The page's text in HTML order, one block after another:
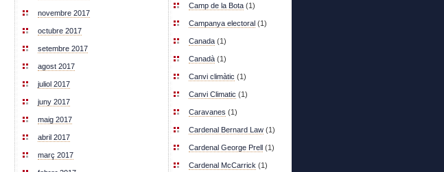
novembre 2017
octubre 2017
setembre 2017
agost 2017
juliol 2017
juny 2017
maig 2017
abril 2017
març 2017
Camp de la Bota (1)
Campanya electoral (1)
Canada (1)
Canadà (1)
Canvi climàtic (1)
Canvi Climatic (1)
Caravanes (1)
Cardenal Bernard Law (1)
Cardenal George Prell (1)
Cardenal McCarrick (1)